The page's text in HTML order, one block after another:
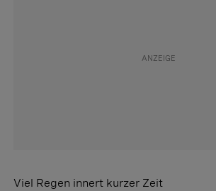
Viel Regen innert kurzer Zeit